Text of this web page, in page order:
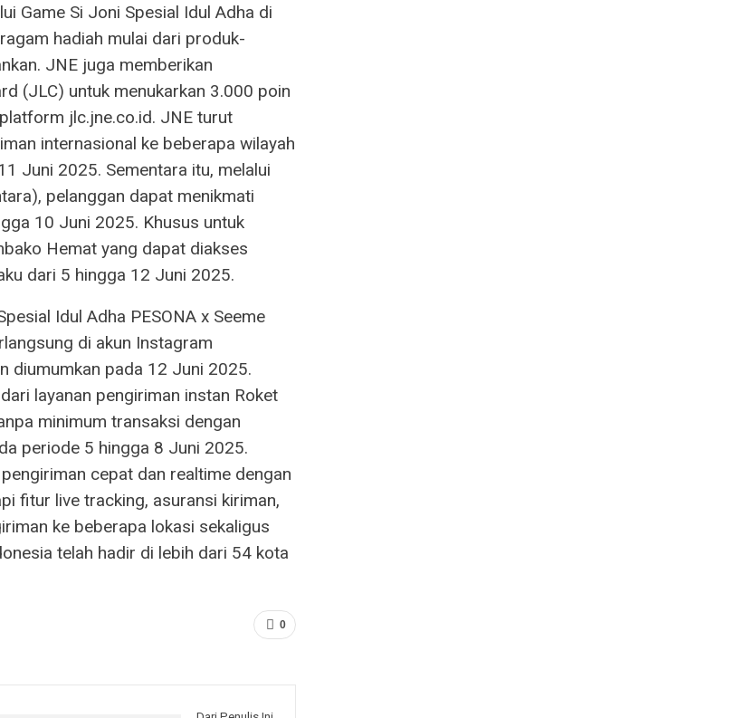
Game Si Joni Spesial Idul Adha di
hadiah mulai dari produk-
JNE juga memberikan
(JLC) untuk menukarkan 3.000 poin
jlc.jne.co.id. JNE turut
internasional ke beberapa wilayah
Juni 2025. Sementara itu, melalui
pelanggan dapat menikmati
10 Juni 2025. Khusus untuk
Hemat yang dapat diakses
dari 5 hingga 12 Juni 2025.
Idul Adha PESONA x Seeme
di akun Instagram
diumumkan pada 12 Juni 2025.
layanan pengiriman instan Roket
minimum transaksi dengan
periode 5 hingga 8 Juni 2025.
cepat dan realtime dengan
fitur live tracking, asuransi kiriman,
ke beberapa lokasi sekaligus
telah hadir di lebih dari 54 kota
0